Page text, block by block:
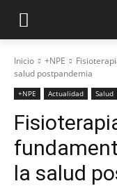
Inicio +NPE
salud postpandemia
+NPE Actualidad Salud
la salud